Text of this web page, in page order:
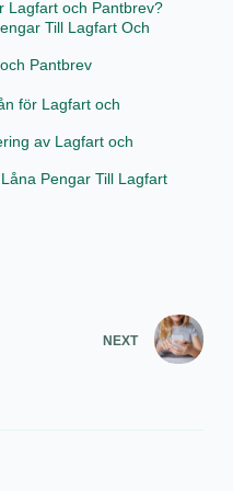
Lagfart och Pantbrev?
Till Lagfart Och
Pantbrev
för Lagfart och
av Lagfart och
Pengar Till Lagfart
NEXT